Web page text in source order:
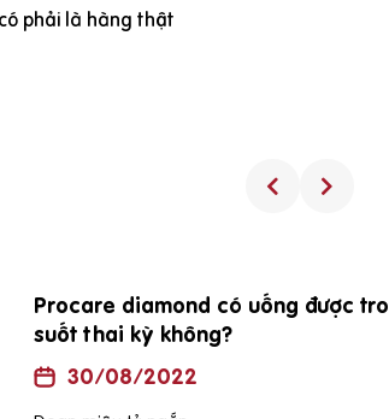
phải là hàng thật
Procare diamond có uống được
suốt thai kỳ không?
30/08/2022